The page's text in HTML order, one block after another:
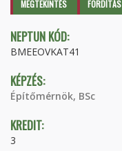
Elsődleges fülek
MEGTEKINTÉS (AKTÍVFORDÍTÁS
NEPTUN KÓD:
BMEEOVKAT41
KÉPZÉS:
Építőmérnök, BSc
KREDIT:
3